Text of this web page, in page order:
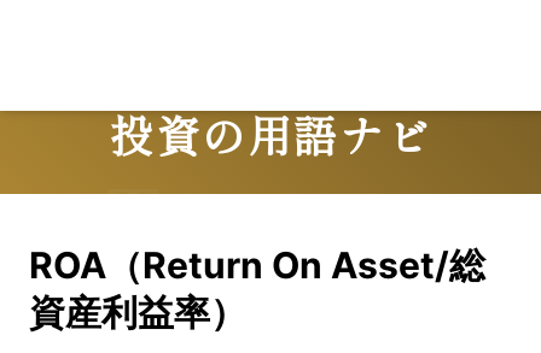
投資の用語ナビ
Terms
ROA（Return On Asset/総
資産利益率）